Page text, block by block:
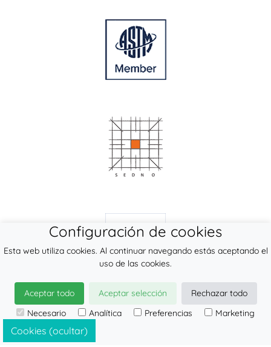
© 2026
LennyLamb sp. z o.o. sp.k.
·mochilas ergonómicasfabricante ·
Mochila portabebé, fular, bandolera. Venta al por
Cookies (ocultar)
Configuración de cookies
Esta web utiliza cookies. Al continuar navegando estás aceptando el
uso de las cookies.
Aceptar todo Aceptar selección
Rechazar todo
Necesario
Analítica Preferencias Marketing